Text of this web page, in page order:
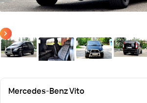
Mercedes-Benz Vito